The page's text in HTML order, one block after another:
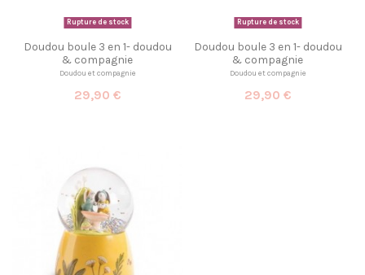
Rupture de stock
Doudou boule 3 en 1- doudou
& compagnie
Doudou et compagnie
29,90 €
Rupture de stock
Doudou boule 3 en 1- doudou
& compagnie
Doudou et compagnie
29,90 €